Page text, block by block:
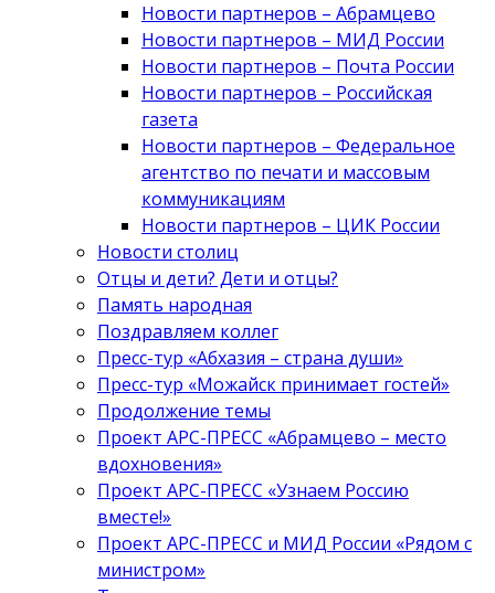
Новости партнеров – Абрамцево
Новости партнеров – МИД России
Новости партнеров – Почта России
Новости партнеров – Российская
газета
Новости партнеров – Федеральное
агентство по печати и массовым
коммуникациям
Новости партнеров – ЦИК России
Новости столиц
Отцы и дети? Дети и отцы?
Память народная
Поздравляем коллег
Пресс-тур «Абхазия – страна души»
Пресс-тур «Можайск принимает гостей»
Продолжение темы
Проект АРС-ПРЕСС «Абрамцево – место
вдохновения»
Проект АРС-ПРЕСС «Узнаем Россию
вместе!»
Проект АРС-ПРЕСС и МИД России «Рядом с
министром»